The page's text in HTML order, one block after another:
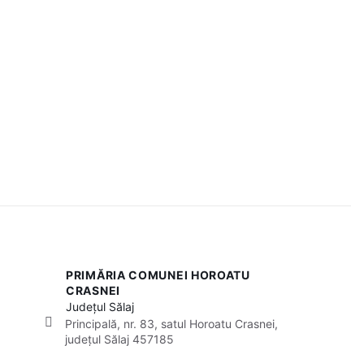
PRIMĂRIA COMUNEI HOROATU
CRASNEI
Județul Sălaj
Principală, nr. 83, satul Horoatu Crasnei,
județul Sălaj 457185